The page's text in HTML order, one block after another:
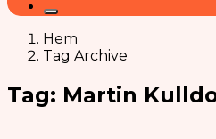
Hem
Tag Archive
Tag: Martin